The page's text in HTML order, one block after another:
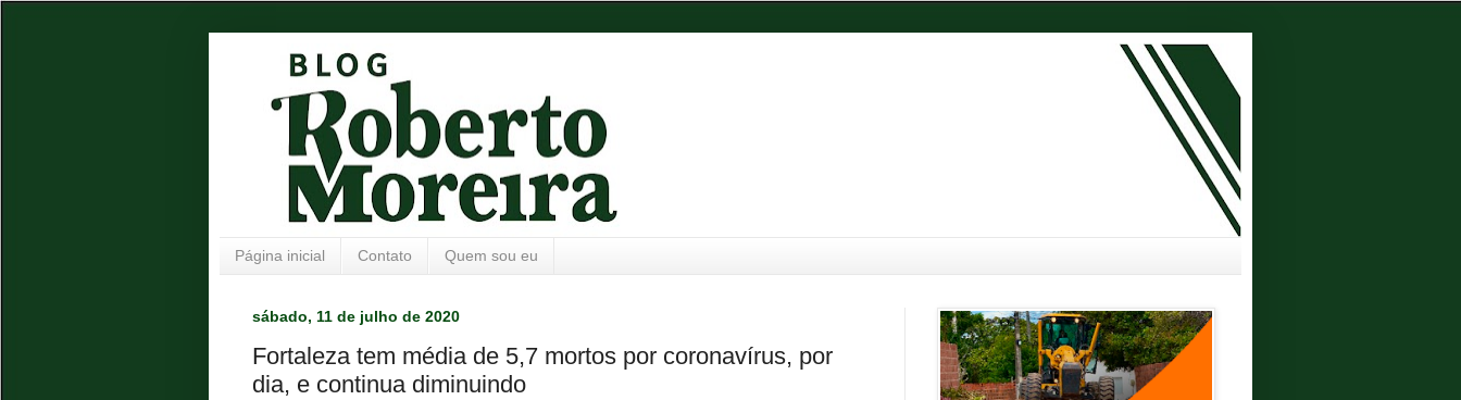
Página inicial Contato Quem sou eu
sábado, 11 de julho de 2020
Fortaleza tem média de 5,7 mortos por coronavírus, por
dia, e continua diminuindo